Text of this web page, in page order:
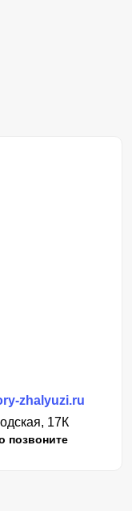
zhalyuzi.ru
17К
позвоните